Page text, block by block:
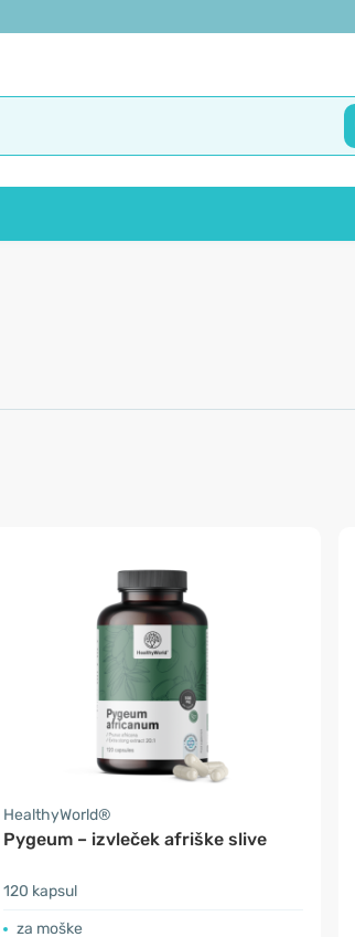
HealthyWorld®
Pygeum – izvleček afriške slive
120 kapsul
za moške